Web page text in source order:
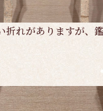
折れがありますが、